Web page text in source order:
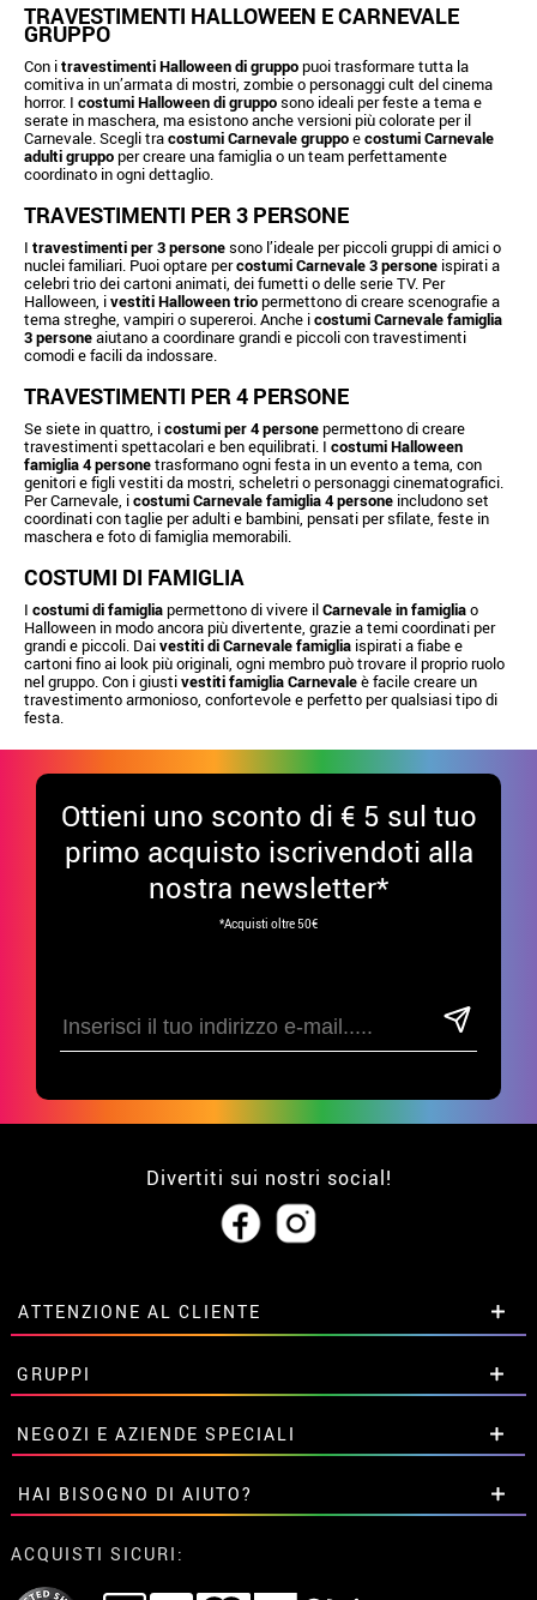
TRAVESTIMENTI HALLOWEEN E CARNEVALE
GRUPPO
Con itravestimenti Halloween di gruppopuoi trasformare tutta la
comitiva in un’armata di mostri, zombie o personaggi cult del cinema
horror. I costumi Halloween di grupposono ideali per feste a tema e
serate in maschera, ma esistono anche versioni più colorate per il
Carnevale. Scegli tracostumi Carnevale gruppoecostumi Carnevale
adulti gruppoper creare una famiglia o un team perfettamente
coordinato in ogni dettaglio.
TRAVESTIMENTI PER 3 PERSONE
I travestimenti per 3 personesono l’ideale per piccoli gruppi di amici o
nuclei familiari. Puoi optare percostumi Carnevale 3 persone ispirati a
celebri trio dei cartoni animati, dei fumetti o delle serie TV. Per
Halloween, ivestiti Halloween triopermettono di creare scenografie a
tema streghe, vampiri o supereroi. Anche icostumi Carnevale famiglia
3 personeaiutano a coordinare grandi e piccoli con travestimenti
comodi e facili da indossare.
TRAVESTIMENTI PER 4 PERSONE
Se siete in quattro, icostumi per 4 personepermettono di creare
travestimenti spettacolari e ben equilibrati. I costumi Halloween
famiglia 4 personetrasformano ogni festa in un evento a tema, con
genitori e figli vestiti da mostri, scheletri o personaggi cinematografici.
Per Carnevale, icostumi Carnevale famiglia 4 persone includono set
coordinati con taglie per adulti e bambini, pensati per sfilate, feste in
maschera e foto di famiglia memorabili.
COSTUMI DI FAMIGLIA
I costumi di famigliapermettono di vivere ilCarnevale in famigliao
Halloween in modo ancora più divertente, grazie a temi coordinati per
grandi e piccoli. Daivestiti di Carnevale famiglia ispirati a fiabe e
cartoni fino ai look più originali, ogni membro può trovare il proprio ruolo
nel gruppo. Con i giustivestiti famiglia Carnevaleè facile creare un
travestimento armonioso, confortevole e perfetto per qualsiasi tipo di
festa.
Ottieni uno sconto di € 5 sul tuo
primo acquisto iscrivendoti alla
nostra newsletter*
*Acquisti oltre 50€
Divertiti sui nostri social!
ATTENZIONE AL CLIENTE
• Su di noi
• Condizioni di vendita
• Avviso legale privacy
• Attenzione al cliente
• Utilizzo dei cookies
•Impostazioni dei cookie
GRUPPI
Sconti speciali per gruppi.
Contattaci qui
NEGOZI E AZIENDE SPECIALI
Sconti speciali per gruppi.
Contattaci qui
HAI BISOGNO DI AIUTO?
Non ho ancora fatto l'ordine
Ho gia realizzato l’ordine
ACQUISTI SICURI: